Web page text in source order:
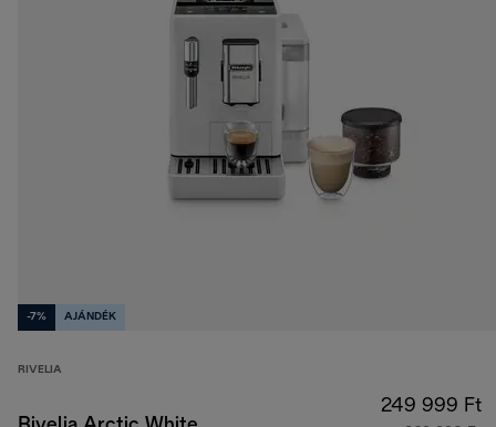
-7% AJÁNDÉK
RIVELIA
249 999 Ft